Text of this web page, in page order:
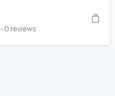
- 0 reviews